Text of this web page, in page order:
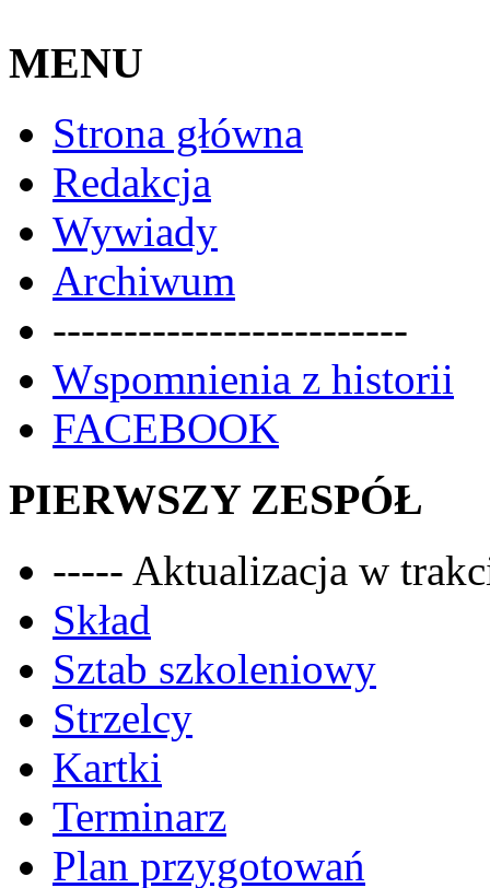
MENU
Strona główna
Redakcja
Wywiady
Archiwum
-------------------------
Wspomnienia z historii
FACEBOOK
PIERWSZY ZESPÓŁ
----- Aktualizacja w
Skład
Sztab szkoleniowy
Strzelcy
Kartki
Terminarz
Plan przygotowań